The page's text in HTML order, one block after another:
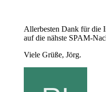
Allerbesten Dank für die
auf die nähste SPAM-
Viele Grüße, Jörg.